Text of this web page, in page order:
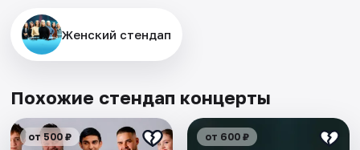
Женский стендап
Похожие стендап концерты
от 500 ₽ от 600 ₽